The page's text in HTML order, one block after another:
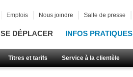
SE DÉPLACER INFOS PRATIQUES
Titres et tarifs Service à la clientèle
Emplois Nous joindre Salle de presse